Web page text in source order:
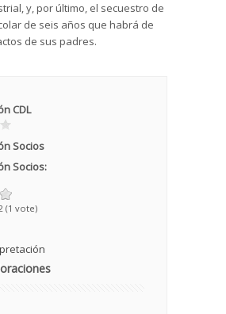
y, por último, el secuestro de
de seis años que habrá de
de sus padres.
CDL
Socios
Socios:
(1 vote)